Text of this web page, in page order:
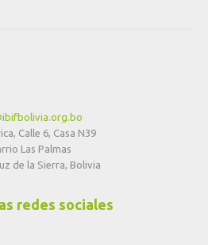
Calle 6, Casa N39
Las Palmas
de la Sierra, Bolivia
redes sociales